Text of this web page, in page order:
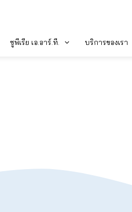
ซูพีเรีย เอ.อาร์.ที. บริการของเรา